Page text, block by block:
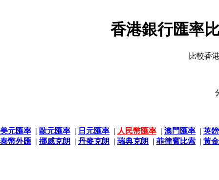
香港銀行匯率
比較香
美元匯率 | 歐元匯率 | 日元匯率 | 人民幣匯率 | 澳門匯率 | 英
泰幣外匯 | 挪威克朗 | 丹麥克朗 | 瑞典克朗 | 菲律賓比索 | 黃